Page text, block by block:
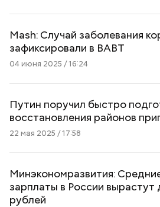
Mash: Случай заболевания
зафиксировали в ВАВТ
04 июня 2025 / 16:24
Путин поручил быстро
восстановления районов
22 мая 2025 / 17:58
Минэкономразвития:
зарплаты в России вырастут
рублей